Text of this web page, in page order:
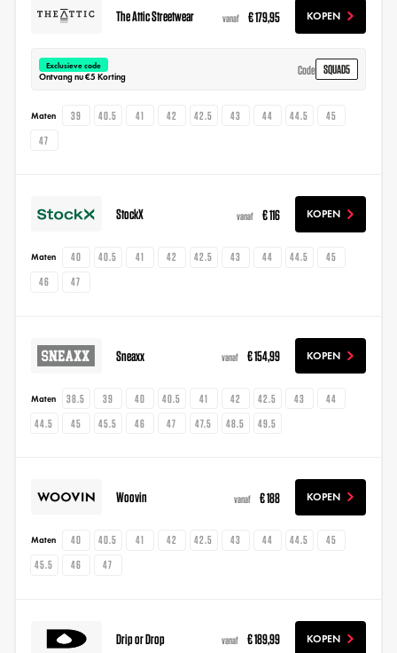
The Attic Streetwear vanaf € 179,95 KOPEN
Exclusieve code
Ontvang nu €5 Korting
Code SQUAD5
Maten 39 40.5 41 42 42.5 43 44 44.5
45
47
StockX vanaf € 116 KOPEN
Maten 40 40.5 41 42 42.5 43 44 44.5
45
46
47
Sneaxx vanaf € 154,99 KOPEN
Maten 38.5 39 40 40.5 41 42 42.5 43
44
44.5
45 45.5 46 47 47.5 48.5 49.5
Woovin vanaf € 188 KOPEN
Maten 40 40.5 41 42 42.5 43 44 44.5
45
45.5
46 47
Drip or Drop vanaf € 189,99 KOPEN